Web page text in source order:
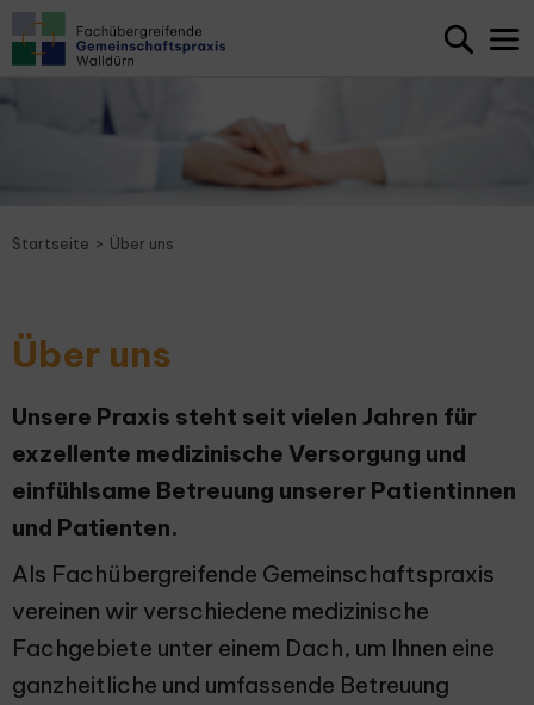
Startseite Über uns
Über uns
Unsere Praxis steht seit vielen Jahren für
exzellente medizinische Versorgung und
einfühlsame Betreuung unserer Patientinnen
und Patienten.
Als Fachübergreifende Gemeinschaftspraxis
vereinen wir verschiedene medizinische
Fachgebiete unter einem Dach, um Ihnen eine
ganzheitliche und umfassende Betreuung